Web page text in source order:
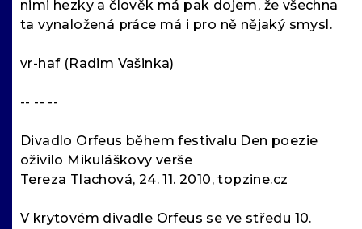
nimi hezky a člověk má pak dojem, že všechna
ta vynaložená práce má i pro ně nějaký smysl.
vr-haf (Radim Vašinka)
-- -- --
Divadlo Orfeus během festivalu Den poezie
oživilo Mikuláškovy verše
Tereza Tlachová, 24. 11. 2010, topzine.cz
V krytovém divadle Orfeus se ve středu 10.